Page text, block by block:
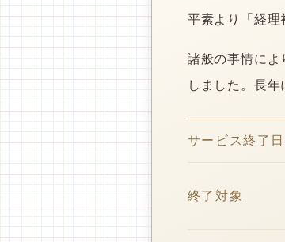
平素より「経理
諸般の事情によ
しました。長
サービス終了日
終了対象